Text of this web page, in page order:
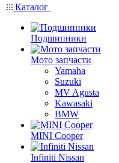
Каталог
Подшипники
Мото запчасти
Yamaha
Suzuki
MV Agusta
Kawasaki
BMW
MINI Cooper
Infiniti Nissan